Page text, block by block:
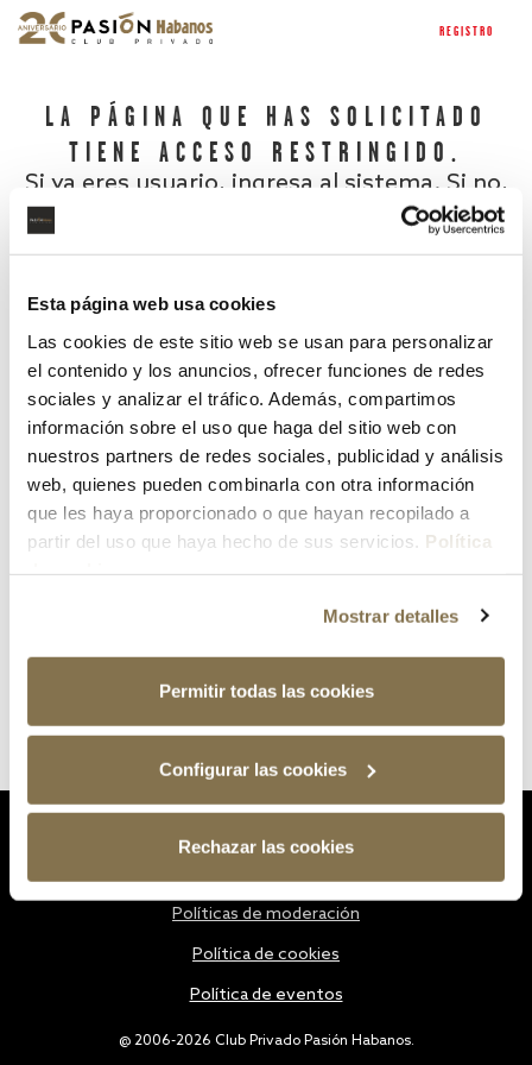
Esta página web usa cookies
Las cookies de este sitio web se usan para personalizar
el contenido y los anuncios, ofrecer funciones de redes
sociales y analizar el tráfico. Además, compartimos
información sobre el uso que haga del sitio web con
nuestros partners de redes sociales, publicidad y análisis
web, quienes pueden combinarla con otra información
que les haya proporcionado o que hayan recopilado a
partir del uso que haya hecho de sus servicios. Política
Mostrar detalles
Permitir todas las cookies
Configurar las cookies
Rechazar las cookies
REGISTRO
LA PÁGINA QUE HAS SOLICITADO
TIENE ACCESO RESTRINGIDO.
Si ya eres usuario, ingresa al sistema. Si no,
¿Has olvidado tu contraseña?
@ 2006-2026 Club Privado Pasión Habanos.
Políticas de moderación
Política de cookies
Política de eventos